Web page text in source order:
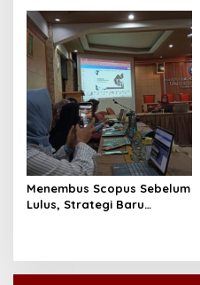
Jadi Doktor di UNAIR
Menembus Scopus Sebelum
Lulus, Strategi Baru